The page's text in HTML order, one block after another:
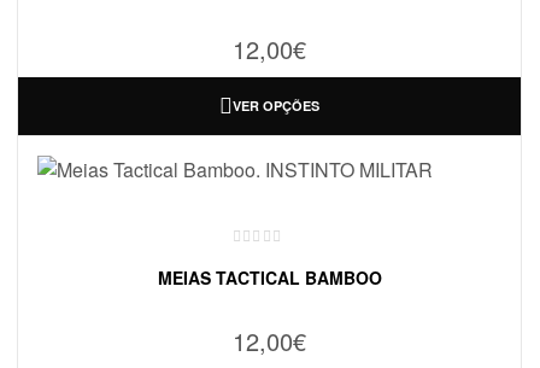
12,00€
VER OPÇÕES
MEIAS TACTICAL BAMBOO
12,00€